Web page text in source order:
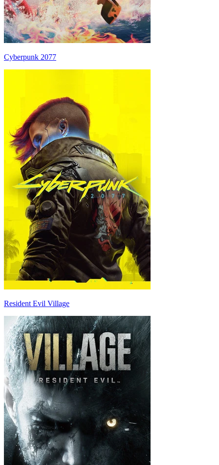
Cyberpunk 2077
Resident Evil Village